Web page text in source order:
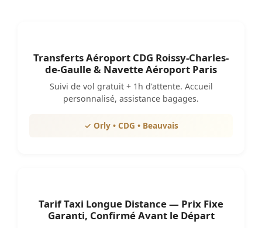
Transferts Aéroport CDG Roissy-Charles-
de-Gaulle & Navette Aéroport Paris
Suivi de vol gratuit + 1h d'attente. Accueil
personnalisé, assistance bagages.
✓ Orly • CDG • Beauvais
Tarif Taxi Longue Distance — Prix Fixe
Garanti, Confirmé Avant le Départ